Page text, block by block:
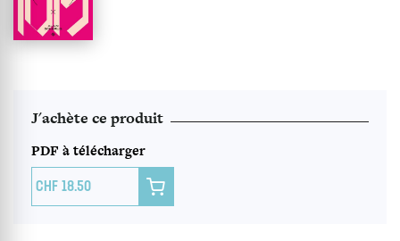
J'achète ce produit
PDF à télécharger
18.50 